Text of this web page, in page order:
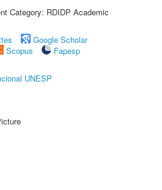
Category: RDIDP Academic
Google Scholar
Scopus
Fapesp
UNESP